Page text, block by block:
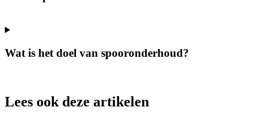
Wat is het doel van spooronderhoud?
Lees ook deze artikelen